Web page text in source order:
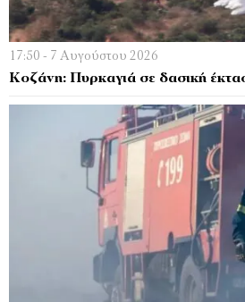
17:50 - 7 Αυγούστου 2026
Κοζάνη: Πυρκαγιά σε δασική